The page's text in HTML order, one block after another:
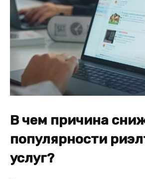
В чем причина
популярности
услуг?